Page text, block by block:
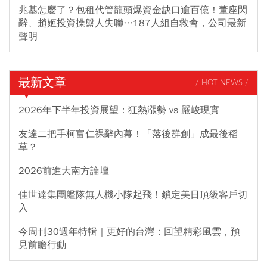
兆基怎麼了？包租代管龍頭爆資金缺口逾百億！董座閃
辭、趙姬投資操盤人失聯…187人組自救會，公司最新
聲明
最新文章 / HOT NEWS /
2026年下半年投資展望：狂熱漲勢 vs 嚴峻現實
友達二把手柯富仁裸辭內幕！「落後群創」成最後稻
草？
2026前進大南方論壇
佳世達集團艦隊無人機小隊起飛！鎖定美日頂級客戶切
入
今周刊30週年特輯｜更好的台灣：回望精彩風雲，預
見前瞻行動